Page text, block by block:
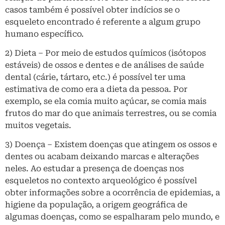
casos também é possível obter indícios se o
esqueleto encontrado é referente a algum grupo
humano específico.
2) Dieta – Por meio de estudos químicos (isótopos
estáveis) de ossos e dentes e de análises de saúde
dental (cárie, tártaro, etc.) é possível ter uma
estimativa de como era a dieta da pessoa. Por
exemplo, se ela comia muito açúcar, se comia mais
frutos do mar do que animais terrestres, ou se comia
muitos vegetais.
3) Doença – Existem doenças que atingem os ossos e
dentes ou acabam deixando marcas e alterações
neles. Ao estudar a presença de doenças nos
esqueletos no contexto arqueológico é possível
obter informações sobre a ocorrência de epidemias, a
higiene da população, a origem geográfica de
algumas doenças, como se espalharam pelo mundo, e